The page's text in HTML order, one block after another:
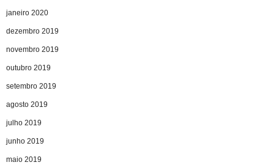
janeiro 2020
dezembro 2019
novembro 2019
outubro 2019
setembro 2019
agosto 2019
julho 2019
junho 2019
maio 2019